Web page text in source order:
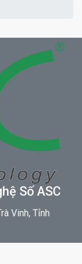
Số ASC
Vinh, Tỉnh